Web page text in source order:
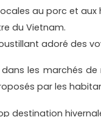
au porc et aux
du Vietnam.
adoré des
les marchés
par les